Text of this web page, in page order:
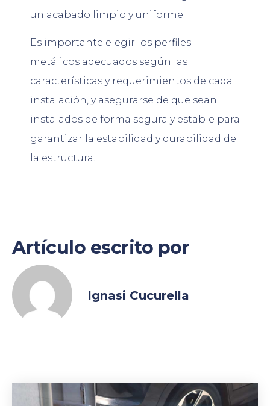
un acabado limpio y uniforme.
Es importante elegir los perfiles
metálicos adecuados según las
características y requerimientos de cada
instalación, y asegurarse de que sean
instalados de forma segura y estable para
garantizar la estabilidad y durabilidad de
la estructura.
Artículo escrito por
Ignasi Cucurella